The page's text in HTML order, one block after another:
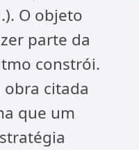
O objeto
parte da
constrói.
obra citada
que um